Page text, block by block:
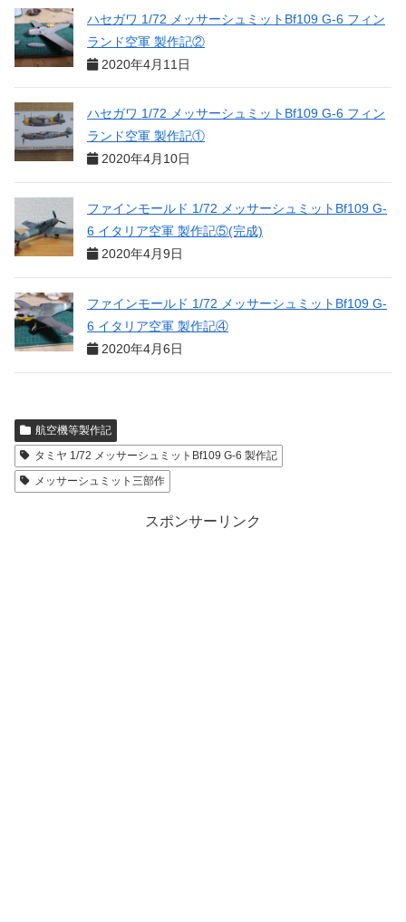
ハセガワ 1/72 メッサーシュミットBf109 G-6 フィン
ランド空軍 製作記②
2020年4月11日
ハセガワ 1/72 メッサーシュミットBf109 G-6 フィン
ランド空軍 製作記①
2020年4月10日
ファインモールド 1/72 メッサーシュミットBf109 G-
6 イタリア空軍 製作記⑤(完成)
2020年4月9日
ファインモールド 1/72 メッサーシュミットBf109 G-
6 イタリア空軍 製作記④
2020年4月6日
航空機等製作記
タミヤ 1/72 メッサーシュミットBf109 G-6 製作記
メッサーシュミット三部作
スポンサーリンク